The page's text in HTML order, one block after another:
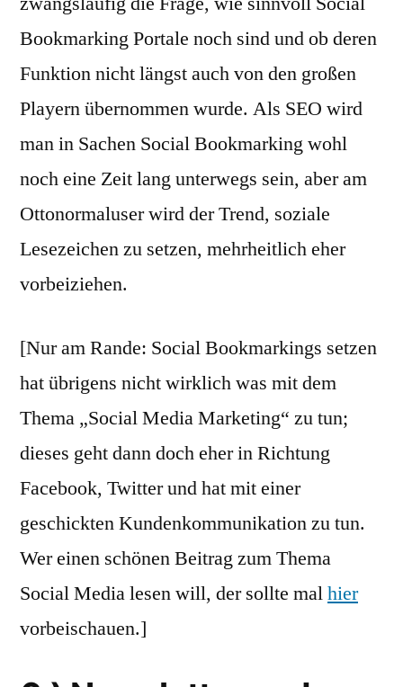
Bookmarking Portale noch sind und ob deren
Funktion nicht längst auch von den großen
Playern übernommen wurde. Als SEO wird
man in Sachen Social Bookmarking wohl
noch eine Zeit lang unterwegs sein, aber am
Ottonormaluser wird der Trend, soziale
Lesezeichen zu setzen, mehrheitlich eher
vorbeiziehen.
[Nur am Rande: Social Bookmarkings setzen
hat übrigens nicht wirklich was mit dem
Thema „Social Media Marketing“ zu tun;
dieses geht dann doch eher in Richtung
Facebook, Twitter und hat mit einer
geschickten Kundenkommunikation zu tun.
Wer einen schönen Beitrag zum Thema
Social Media lesen will, der sollte malhier
vorbeischauen.]